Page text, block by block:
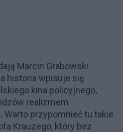
Marcin Grabowski
historia wpisuje się
kina policyjnego,
realizmem
Warto przypomnieć tu takie
Krauzego, który bez